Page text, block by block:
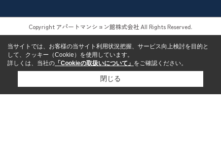
Copyright アパートマンション館株式会社 All Rights Reserved.
当サイトでは、お客様の当サイト利用状況把握、サービス向上検討を目的と
して、クッキー（Cookie）を使用しています。
詳しくは、当社の 「Cookieの取扱いについて」 をご確認ください。
閉じる